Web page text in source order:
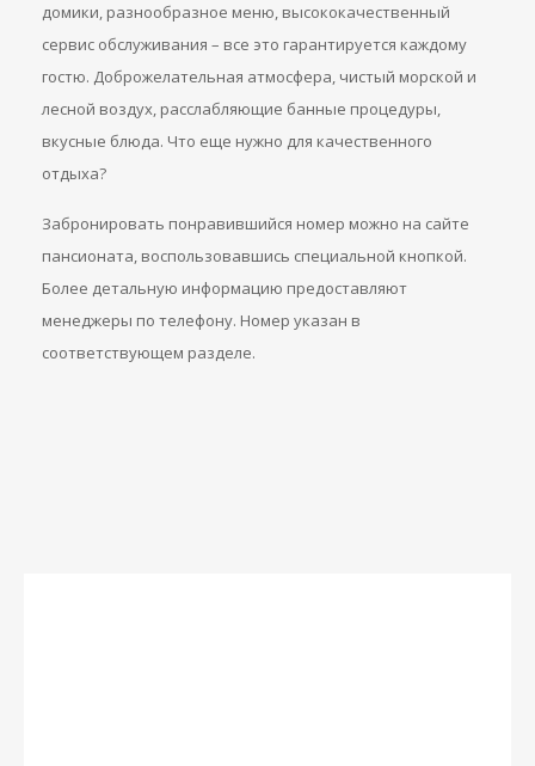
домики, разнообразное меню, высококачественный
сервис обслуживания – все это гарантируется каждому
гостю. Доброжелательная атмосфера, чистый морской и
лесной воздух, расслабляющие банные процедуры,
вкусные блюда. Что еще нужно для качественного
отдыха?
Забронировать понравившийся номер можно на сайте
пансионата, воспользовавшись специальной кнопкой.
Более детальную информацию предоставляют
менеджеры по телефону. Номер указан в
соответствующем разделе.